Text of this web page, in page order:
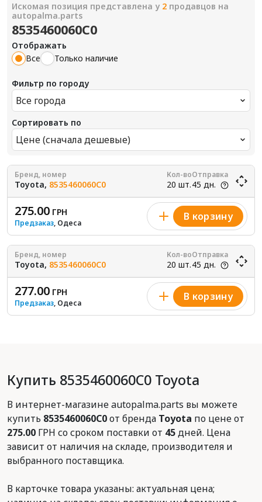
Искомая позиция представлена у 2 продавцов на
autopalma.parts
8535460060C0
Отображать
Все
Только наличие
Фильтр по городу
Все города
Сортировать по
Цене (сначала дешевые)
Бренд, номер
Toyota, 8535460060C0
Кол-во
20 шт.
Отправка
45 дн.
275.00 ГРН
Предзаказ, Одеса
В корзину
Бренд, номер
Toyota, 8535460060C0
Кол-во
20 шт.
Отправка
45 дн.
277.00 ГРН
Предзаказ, Одеса
В корзину
Купить 8535460060C0 Toyota
В интернет-магазине autopalma.parts вы можете
купить 8535460060C0от бренда Toyota по цене от
275.00 ГРН со сроком поставки от 45дней. Цена
зависит от наличия на складе, производителя и
выбранного поставщика.
В карточке товара указаны: актуальная цена;